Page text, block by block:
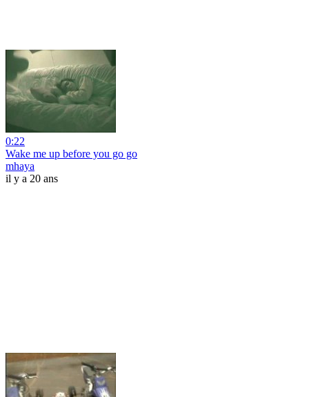
0:22
Wake me up before you go go
mhaya
il y a 20 ans